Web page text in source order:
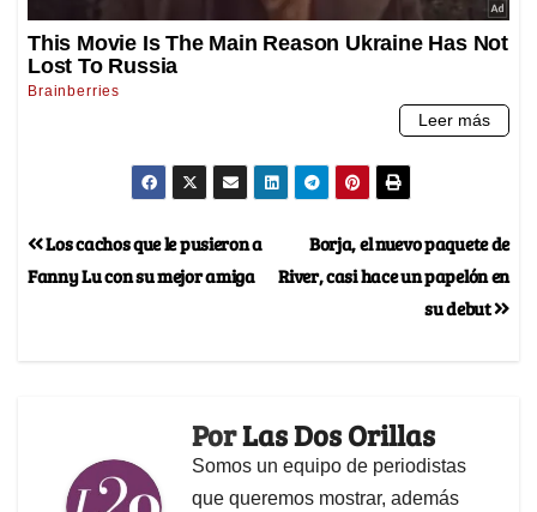
Borja, el nuevo paquete de
River, casi hace un papelón en
su debut
Los cachos que le pusieron a
Fanny Lu con su mejor amiga
PorLas Dos Orillas
Somos un equipo de periodistas
que queremos mostrar, además